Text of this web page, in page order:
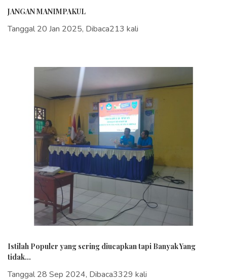
JANGAN MANIMPAKUL
Tanggal 20 Jan 2025, Dibaca213 kali
Istilah Populer yang sering diucapkan tapi Banyak Yang
tidak...
Tanggal 28 Sep 2024, Dibaca3329 kali